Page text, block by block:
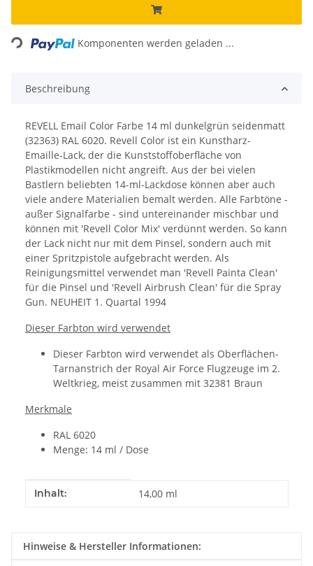
Loading... Komponenten werden geladen ...
Beschreibung
REVELL Email Color Farbe 14 ml dunkelgrün seidenmatt
(32363) RAL 6020. Revell Color ist ein Kunstharz-
Emaille-Lack, der die Kunststoffoberfläche von
Plastikmodellen nicht angreift. Aus der bei vielen
Bastlern beliebten 14-ml-Lackdose können aber auch
viele andere Materialien bemalt werden. Alle Farbtöne -
außer Signalfarbe - sind untereinander mischbar und
können mit 'Revell Color Mix' verdünnt werden. So kann
der Lack nicht nur mit dem Pinsel, sondern auch mit
einer Spritzpistole aufgebracht werden. Als
Reinigungsmittel verwendet man 'Revell Painta Clean'
für die Pinsel und 'Revell Airbrush Clean' für die Spray
Gun. NEUHEIT 1. Quartal 1994
Dieser Farbton wird verwendet
Dieser Farbton wird verwendet als Oberflächen-
Tarnanstrich der Royal Air Force Flugzeuge im 2.
Weltkrieg, meist zusammen mit 32381 Braun
Merkmale
RAL 6020
Menge: 14 ml / Dose
Produkteigenschaft
Wert
Inhalt: 14,00 ml
Hinweise & Hersteller Informationen: